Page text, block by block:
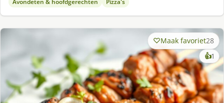
Maak favoriet28
👍1